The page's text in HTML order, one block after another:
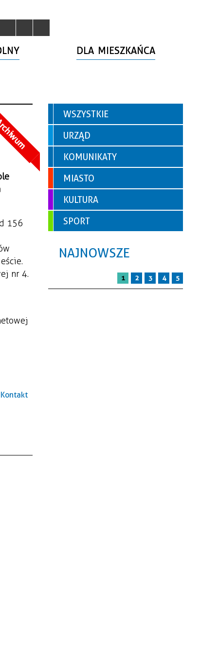
DLA MIESZKAŃCA
156
nr 4.
Kontakt
WSZYSTKIE
URZĄD
KOMUNIKATY
MIASTO
KULTURA
SPORT
NAJNOWSZE
1 2 3 4 5